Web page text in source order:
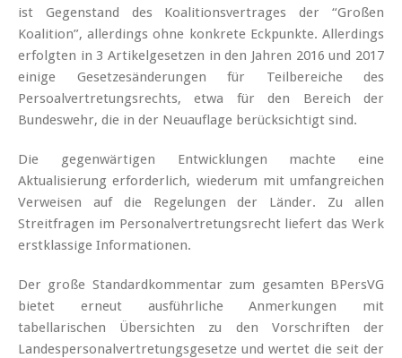
ist Gegenstand des Koalitionsvertrages der “Großen
Koalition”, allerdings ohne konkrete Eckpunkte. Allerdings
erfolgten in 3 Artikelgesetzen in den Jahren 2016 und 2017
einige Gesetzesänderungen für Teilbereiche des
Persoalvertretungsrechts, etwa für den Bereich der
Bundeswehr, die in der Neuauflage berücksichtigt sind.
Die gegenwärtigen Entwicklungen machte eine
Aktualisierung erforderlich, wiederum mit umfangreichen
Verweisen auf die Regelungen der Länder. Zu allen
Streitfragen im Personalvertretungsrecht liefert das Werk
erstklassige Informationen.
Der große Standardkommentar zum gesamten BPersVG
bietet erneut ausführliche Anmerkungen mit
tabellarischen Übersichten zu den Vorschriften der
Landespersonalvertretungsgesetze und wertet die seit der